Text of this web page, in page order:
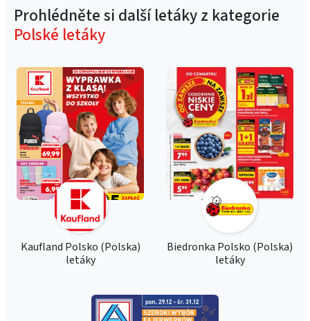
Prohlédněte si další letáky z kategorie
Polské letáky
Kaufland Polsko (Polska)
letáky
Biedronka Polsko (Polska)
letáky